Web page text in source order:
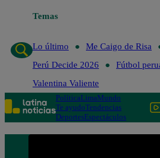
Temas
Lo último
Me Caigo de Risa
Perú Decide 2026
Fútbol
Valentina Valiente
PolíticaLimaMundo
Te ayudoTendencias
DeportesEspectáculos